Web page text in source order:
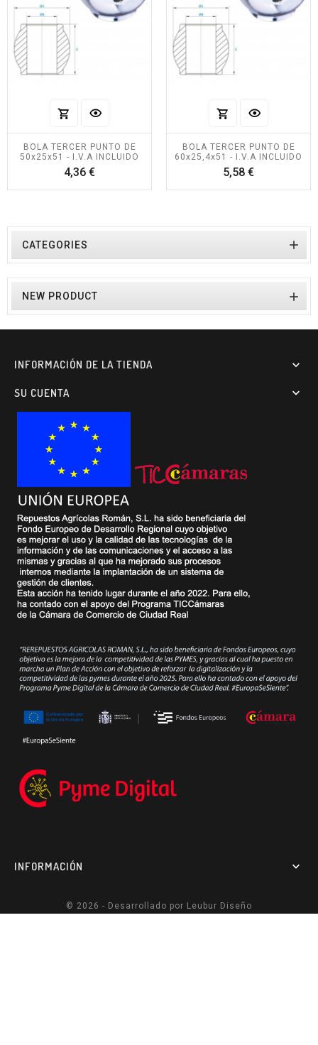
BOLA TERCER PUNTO DE
50x25x51 - I.V.A INCLUIDO
4,36 €Precio
BOLA TERCER PUNTO DE
60x25,4x51 - I.V.A INCLUIDO
5,58 €Precio
CATEGORIES 
NEW PRODUCT 
INFORMACIÓN DE LA TIENDA 
SU CUENTA 
INFORMACIÓN 
© 2026 - Desarrollado por Leubur Diseño